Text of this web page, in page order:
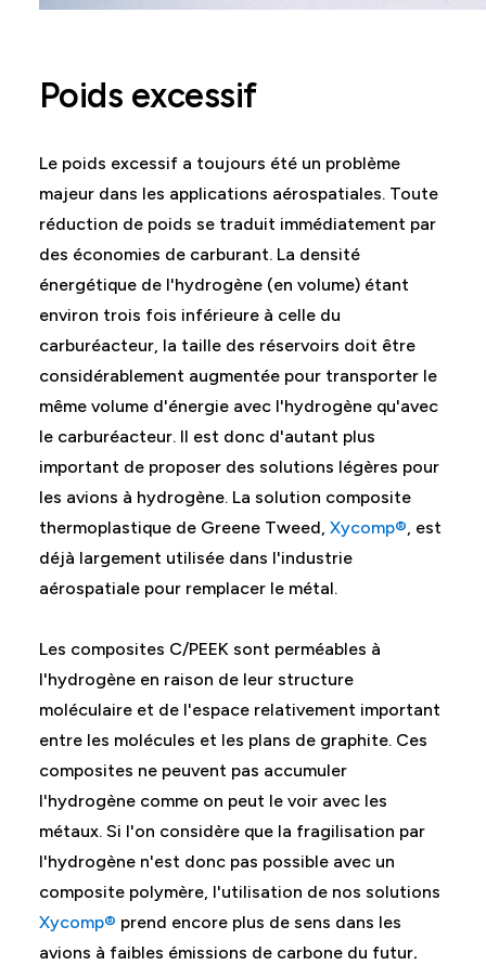
Poids excessif
Le poids excessif a toujours été un problème
majeur dans les applications aérospatiales. Toute
réduction de poids se traduit immédiatement par
des économies de carburant. La densité
énergétique de l'hydrogène (en volume) étant
environ trois fois inférieure à celle du
carburéacteur, la taille des réservoirs doit être
considérablement augmentée pour transporter le
même volume d'énergie avec l'hydrogène qu'avec
le carburéacteur. Il est donc d'autant plus
important de proposer des solutions légères pour
les avions à hydrogène. La solution composite
thermoplastique de Greene Tweed, Xycomp®, est
déjà largement utilisée dans l'industrie
aérospatiale pour remplacer le métal.
Les composites C/PEEK sont perméables à
l'hydrogène en raison de leur structure
moléculaire et de l'espace relativement important
entre les molécules et les plans de graphite. Ces
composites ne peuvent pas accumuler
l'hydrogène comme on peut le voir avec les
métaux. Si l'on considère que la fragilisation par
l'hydrogène n'est donc pas possible avec un
composite polymère, l'utilisation de nos solutions
Xycomp® prend encore plus de sens dans les
avions à faibles émissions de carbone du futur.